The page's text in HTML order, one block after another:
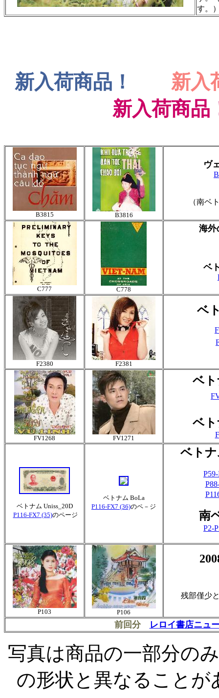
す。
新入荷商品！
新入
新入荷商品
B3815 B3816
ヴ
（南ベ
C777 C778
海外
ベ
F2380 F2381
ベ
FV1268 FV1271
ベ
ベ
ベトナム Uniss_20D
P116-FX7 (35)のページ
ベトナム BoLa
P116-FX7 (36)のペ－ジ
ベト
南
P2-
P103 P106
残部僅少
前回分 レロイ書店ニュ
写真は商品の一部分の
の形状と異なること